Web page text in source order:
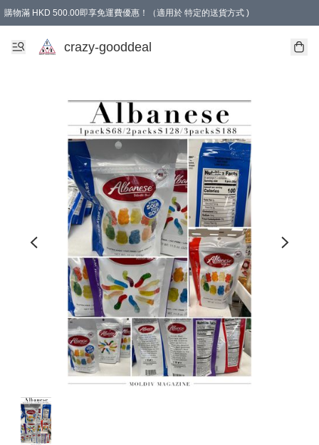
購物滿 HKD 500.00即享免運費優惠！（適用於 特定的送貨方式 )
成為會員可享免費禮品
crazy-gooddeal